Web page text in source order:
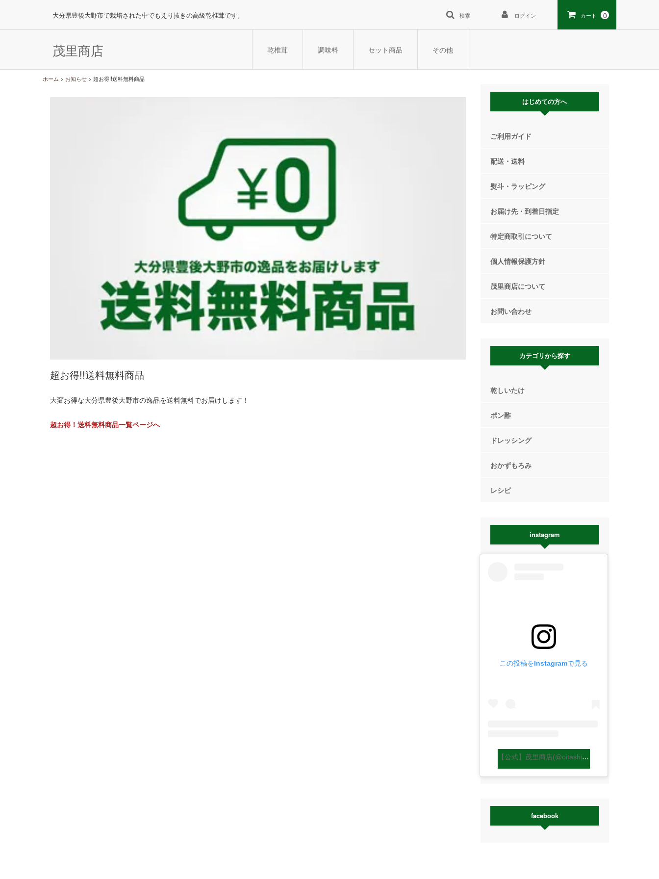
大分県豊後大野市で栽培された中でもえり抜きの高級乾椎茸です。 検索 ログイン カート 0
茂里商店 乾椎茸 調味料 セット商品 その他
ホーム > お知らせ > 超お得!!送料無料商品
超お得!!送料無料商品
大変お得な大分県豊後大野市の逸品を送料無料でお届けします！
超お得！送料無料商品一覧ページへ
はじめての方へ
ご利用ガイド
配送・送料
熨斗・ラッピング
お届け先・到着日指定
特定商取引について
個人情報保護方針
茂里商店について
お問い合わせ
カテゴリから探す
乾しいたけ
ポン酢
ドレッシング
おかずもろみ
レシピ
instagram
この投稿をInstagramで見る
【公式】茂里商店(@oitashiitakemori)がシェアした投稿
facebook